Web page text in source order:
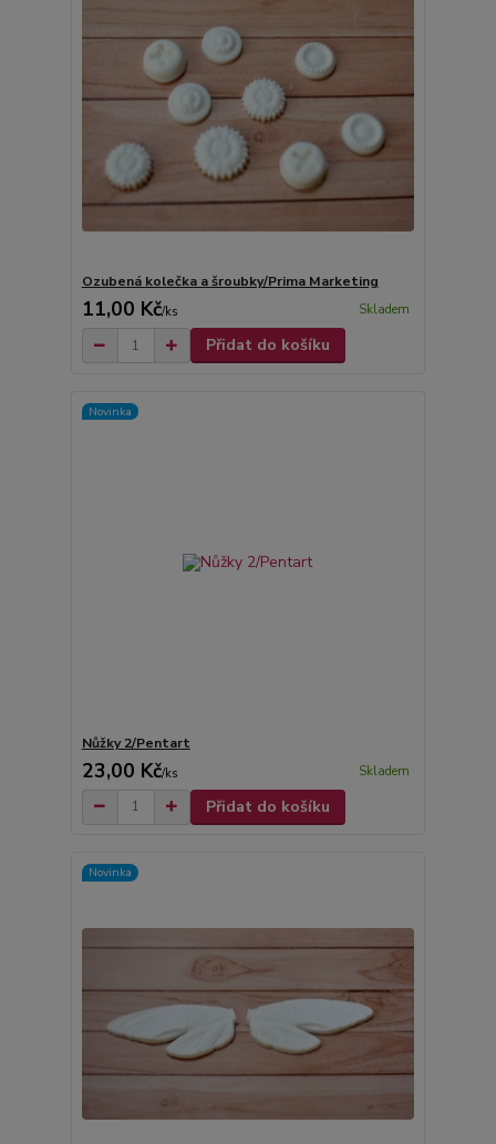
Ozubená kolečka a šroubky/Prima Marketing
11,00 Kč/ks Skladem
Přidat do košíku
Novinka
Nůžky 2/Pentart
23,00 Kč/ks Skladem
Přidat do košíku
Novinka